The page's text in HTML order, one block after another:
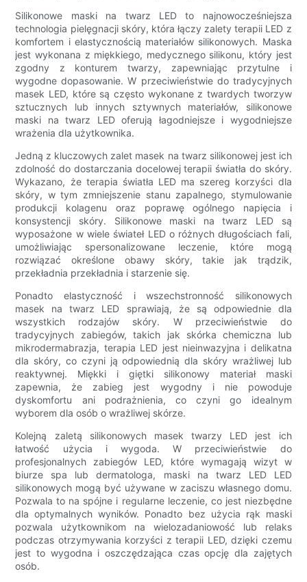
Silikonowe maski na twarz LED to najnowocześniejsza
technologia pielęgnacji skóry, która łączy zalety terapii LED z
komfortem i elastycznością materiałów silikonowych. Maska
jest wykonana z miękkiego, medycznego silikonu, który jest
zgodny z konturem twarzy, zapewniając przytulne i
wygodne dopasowanie. W przeciwieństwie do tradycyjnych
masek LED, które są często wykonane z twardych tworzyw
sztucznych lub innych sztywnych materiałów, silikonowe
maski na twarz LED oferują łagodniejsze i wygodniejsze
wrażenia dla użytkownika.
Jedną z kluczowych zalet masek na twarz silikonowej jest ich
zdolność do dostarczania docelowej terapii światła do skóry.
Wykazano, że terapia światła LED ma szereg korzyści dla
skóry, w tym zmniejszenie stanu zapalnego, stymulowanie
produkcji kolagenu oraz poprawę ogólnego napięcia i
konsystencji skóry. Silikonowe maski na twarz LED są
wyposażone w wiele świateł LED o różnych długościach fali,
umożliwiając spersonalizowane leczenie, które mogą
rozwiązać określone obawy skóry, takie jak trądzik,
przekładnia przekładnia i starzenie się.
Ponadto elastyczność i wszechstronność silikonowych
masek na twarz LED sprawiają, że są odpowiednie dla
wszystkich rodzajów skóry. W przeciwieństwie do
tradycyjnych zabiegów, takich jak skórka chemiczna lub
mikrodermabrazja, terapia LED jest nieinwazyjna i delikatna
dla skóry, co czyni ją odpowiednią dla skóry wrażliwej lub
reaktywnej. Miękki i giętki silikonowy materiał maski
zapewnia, że ​​zabieg jest wygodny i nie powoduje
dyskomfortu ani podrażnienia, co czyni go idealnym
wyborem dla osób o wrażliwej skórze.
Kolejną zaletą silikonowych masek twarzy LED jest ich
łatwość użycia i wygoda. W przeciwieństwie do
profesjonalnych zabiegów LED, które wymagają wizyt w
biurze spa lub dermatologa, maski na twarz LED LED
silikonowych mogą być używane w zaciszu własnego domu.
Pozwala to na spójne i regularne leczenie, co jest niezbędne
dla optymalnych wyników. Ponadto bez użycia rąk maski
pozwala użytkownikom na wielozadaniowość lub relaks
podczas otrzymywania korzyści z terapii LED, dzięki czemu
jest to wygodna i oszczędzająca czas opcję dla zajętych
osób.